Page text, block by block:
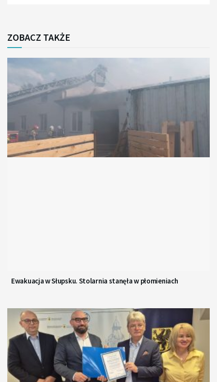
ZOBACZ TAKŻE
Ewakuacja w Słupsku. Stolarnia stanęła w płomieniach